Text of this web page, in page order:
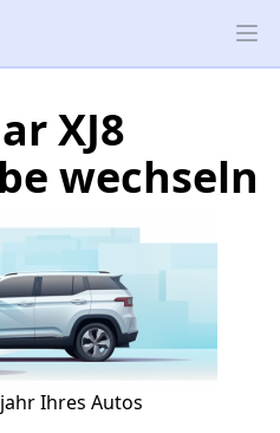
GmbH
XJ8
wechseln
Ihres Autos